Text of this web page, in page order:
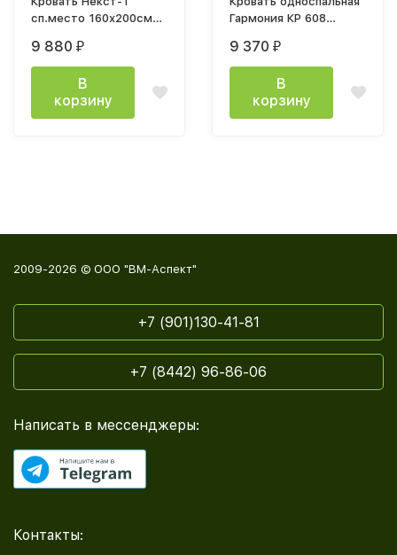
сп.место 160х200см
золото
9 880 ₽
В
корзину
Гармония КР 608
белый/дуб крафт
серый
9 370 ₽
В
корзину
2009-2026 © ООО "ВМ-Аспект"
+7 (901)130-41-81
+7 (8442) 96-86-06
Написать в мессенджеры:
Контакты: